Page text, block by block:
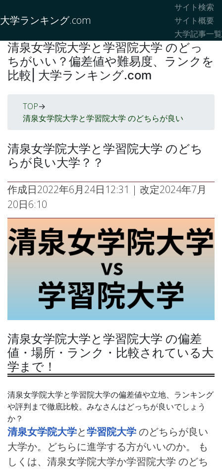
大学ランキング.com
サイト検索
サイト概要
大学記事一覧
清泉女学院大学と学習院大学 のどっ
ちがいい？偏差値や難易度、ランクを
比較| 大学ランキング.com
TOP->
清泉女学院大学と学習院大学 のどちらが良い
清泉女学院大学と学習院大学 のどち
らが良い大学？？
作成日2022年6月24日12:31 | 改定2024年7月
20日6:10
清泉女学院大学と学習院大学 の偏差
値・場所・ランク・比較されている大
学まで！
清泉女学院大学と学習院大学の偏差値や立地、ランキング
や評判まで徹底比較。みなさんはどっちが良いでしょう
か？
清泉女学院大学と学習院大学のどちらが良い
大学か。どちらに進学する方がいいのか。 も
しくは、清泉女学院大学か学習院大学 のどち